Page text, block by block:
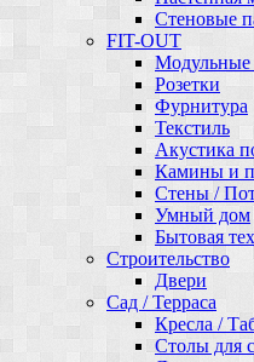
Стеновые
FIT-OUT
Модульные
Розетки
Фурнитура
Текстиль
Акустика
Камины и
Стены /
Умный дом
Бытовая
Строительство
Двери
Сад / Терраса
Кресла /
Столы для